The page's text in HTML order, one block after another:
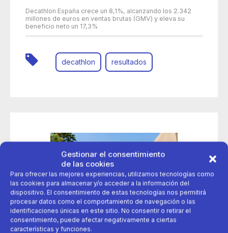
Gestionar el consentimiento
de las cookies
Para ofrecer las mejores experiencias, utilizamos tecnologías como
las cookies para almacenar y/o acceder a la información del
dispositivo. El consentimiento de estas tecnologías nos permitirá
procesar datos como el comportamiento de navegación o las
identificaciones únicas en este sitio. No consentir o retirar el
consentimiento, puede afectar negativamente a ciertas
características y funciones.
Decathlon España crece un 8,1%, alcanzando los 2.342
millones de euros en ventas brutas (GMV) y eleva su
beneficio neto un 17,3%
decathlon resultados